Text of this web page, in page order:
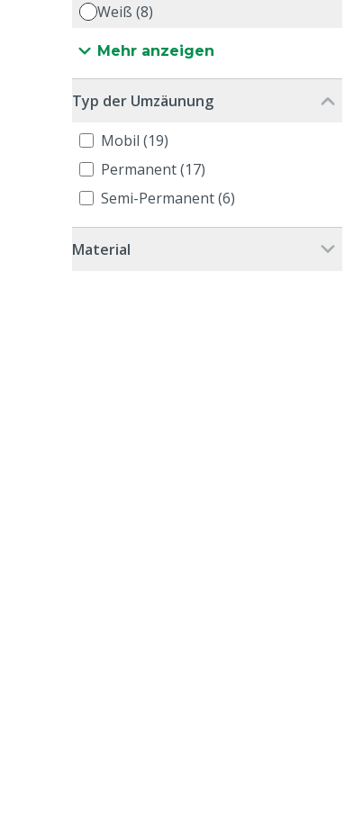
Weiß (8)
Mehr anzeigen
Typ der Umzäunung
Mobil (19)
Permanent (17)
Semi-Permanent (6)
Material